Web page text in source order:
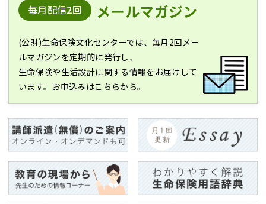
毎月配信2回 メールマガジン
(公財)生命保険文化センターでは、毎月2回メー
ルマガジンを定期的に発行し、
生命保険や生活設計に関する情報をお届けして
います。お申込みはこちらから。